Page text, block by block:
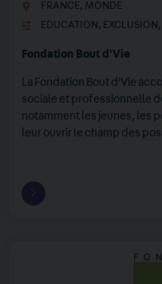
FRANCE, MONDE
EDUCATION , EXCLUSION ,
Fondation Bout d'Vie
La Fondation Bout d'Vie
sociale et professionnelle
notamment les jeunes, les
leur ouvrir le champ des